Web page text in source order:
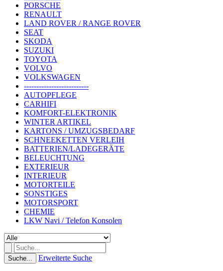
PORSCHE
RENAULT
LAND ROVER / RANGE ROVER
SEAT
SKODA
SUZUKI
TOYOTA
VOLVO
VOLKSWAGEN
--------------------------
AUTOPFLEGE
CARHIFI
KOMFORT-ELEKTRONIK
WINTER ARTIKEL
KARTONS / UMZUGSBEDARF
SCHNEEKETTEN VERLEIH
BATTERIEN/LADEGERÄTE
BELEUCHTUNG
EXTERIEUR
INTERIEUR
MOTORTEILE
SONSTIGES
MOTORSPORT
CHEMIE
LKW Navi / Telefon Konsolen
Suche... Erweiterte Suche